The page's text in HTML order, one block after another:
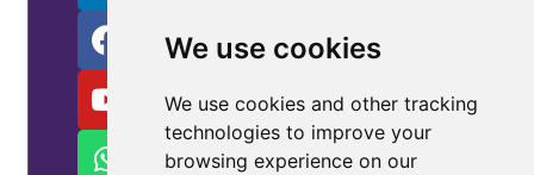
We use cookies
We use cookies and other tracking
technologies to improve your
browsing experience on our